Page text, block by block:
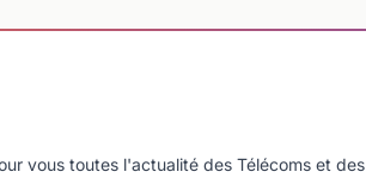
vous toutes l'actualité des Télécoms et des